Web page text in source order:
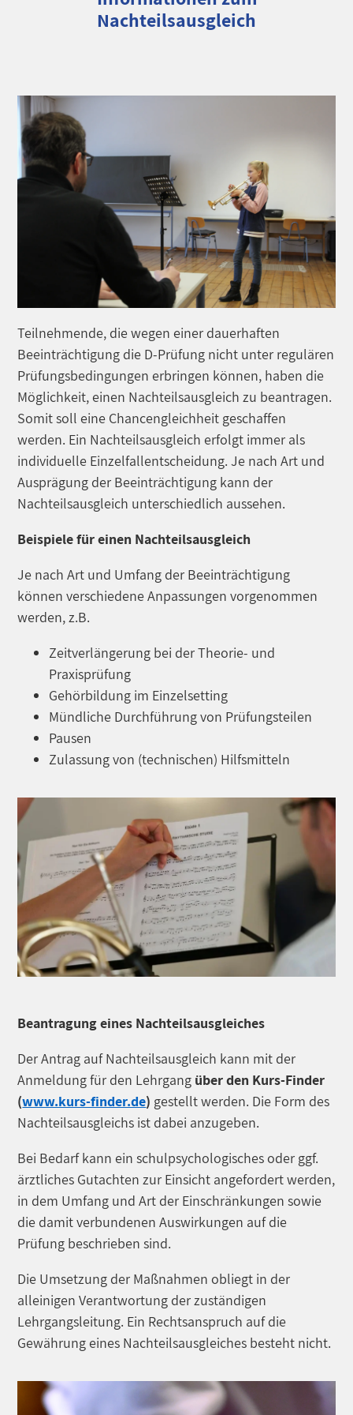
Nachteilsausgleich
Teilnehmende, die wegen einer dauerhaften
Beeinträchtigung die D-Prüfung nicht unter regulären
Prüfungsbedingungen erbringen können, haben die
Möglichkeit, einen Nachteilsausgleich zu beantragen.
Somit soll eine Chancengleichheit geschaffen
werden. Ein Nachteilsausgleich erfolgt immer als
individuelle Einzelfallentscheidung. Je nach Art und
Ausprägung der Beeinträchtigung kann der
Nachteilsausgleich unterschiedlich aussehen.
Beispiele für einen Nachteilsausgleich
Je nach Art und Umfang der Beeinträchtigung
können verschiedene Anpassungen vorgenommen
werden, z.B.
Zeitverlängerung bei der Theorie- und
Praxisprüfung
Gehörbildung im Einzelsetting
Mündliche Durchführung von Prüfungsteilen
Pausen
Zulassung von (technischen) Hilfsmitteln
Beantragung eines Nachteilsausgleiches
Der Antrag auf Nachteilsausgleich kann mit der
Anmeldung für den Lehrgang über den Kurs-Finder
(www.kurs-finder.de) gestellt werden. Die Form des
Nachteilsausgleichs ist dabei anzugeben.
Bei Bedarf kann ein schulpsychologisches oder ggf.
ärztliches Gutachten zur Einsicht angefordert werden,
in dem Umfang und Art der Einschränkungen sowie
die damit verbundenen Auswirkungen auf die
Prüfung beschrieben sind.
Die Umsetzung der Maßnahmen obliegt in der
alleinigen Verantwortung der zuständigen
Lehrgangsleitung. Ein Rechtsanspruch auf die
Gewährung eines Nachteilsausgleiches besteht nicht.